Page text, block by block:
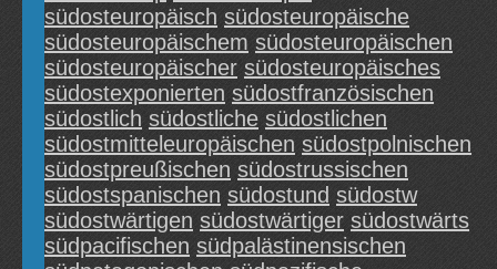
südosteuropäisch südosteuropäische
südosteuropäischem südosteuropäischen
südosteuropäischer südosteuropäisches
südostexponierten südostfranzösischen
südostlich südostliche südostlichen
südostmitteleuropäischen südostpolnischen
südostpreußischen südostrussischen
südostspanischen südostund südostw
südostwärtigen südostwärtiger südostwärts
südpacifischen südpalästinensischen